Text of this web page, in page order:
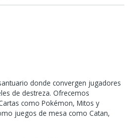
donde convergen jugadores
de destreza. Ofrecemos
como Pokémon, Mitos y
juegos de mesa como Catan,